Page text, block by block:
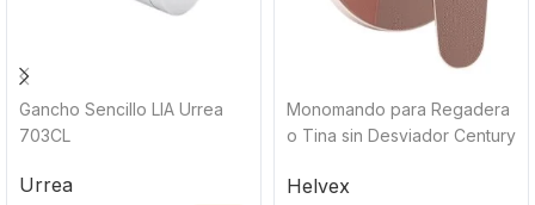
Gancho Sencillo LIA Urrea
703CL
Urrea
Monomando para Regadera
o Tina sin Desviador Century
Helvex